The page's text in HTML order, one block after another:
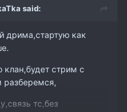
said:
дрима,стартую как
клан,будет стрим с
разберемся,
тс,без